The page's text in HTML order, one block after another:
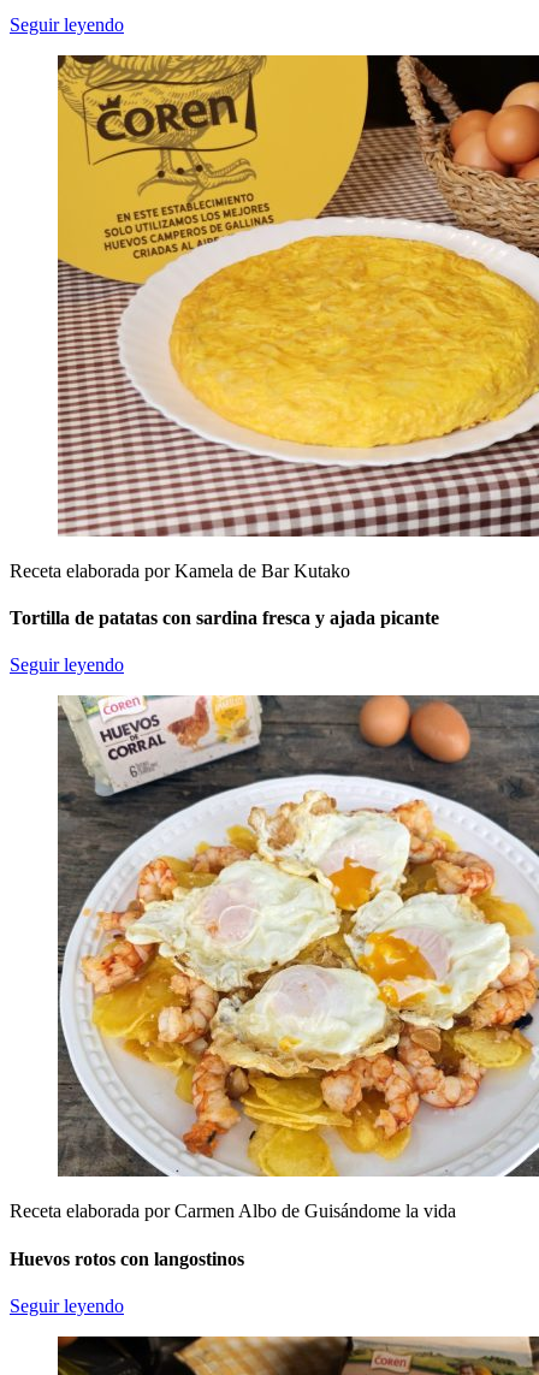
Seguir leyendo
Receta elaborada por Kamela de Bar Kutako
Tortilla de patatas con sardina fresca y ajada picante
Seguir leyendo
Receta elaborada por Carmen Albo de Guisándome la vida
Huevos rotos con langostinos
Seguir leyendo